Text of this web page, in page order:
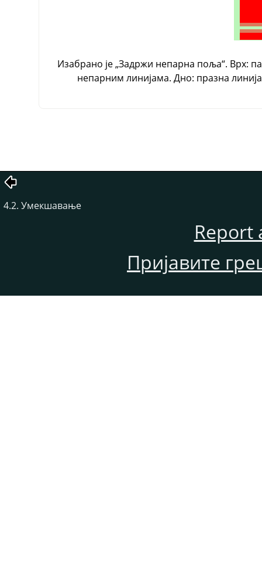
Изабрано је„Задржи непарна поља“. Врх:
непарним линијама. Дно: празна
4.2. Умекшавање
Report
Пријавите